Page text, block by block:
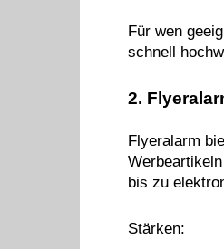
Für wen
schnell
2.
Flyeralarm
bis zu
Stärken: